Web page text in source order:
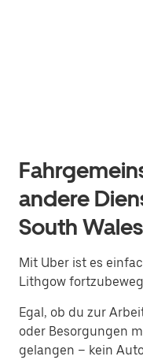
andere
South Wales
Mit Uber ist es
Lithgow
Egal, ob du zur
oder Besorgungen
gelangen – kein